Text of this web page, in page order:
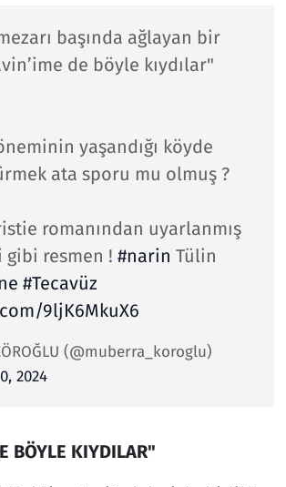
başında ağlayan bir
de böyle kıydılar"
yaşandığı köyde
ata sporu mu olmuş ?
romanından uyarlanmış
resmen ! #narin Tülin
#Tecavüz
9ljK6MkuX6
(@muberra_koroglu)
2024
BÖYLE KIYDILAR"